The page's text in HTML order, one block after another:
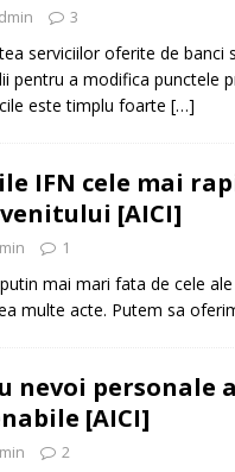
3
serviciilor oferite de
pentru a modifica punctele
este timplu foarte […]
IFN cele mai
[AICI]
1
mai mari fata de cele
multe acte. Putem sa
nevoi personale
[AICI]
2